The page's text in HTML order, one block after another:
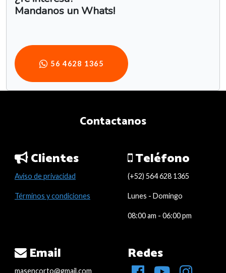
Mandanos un Whats!
56 4628 1365
Contactanos
Clientes
Aviso de privacidad
Términos y condiciones
Teléfono
(+52) 564 628 1365
Lunes - Domingo
08:00 am - 06:00 pm
Email
masencorto@gmail.com
Redes